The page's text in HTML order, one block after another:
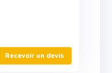
Recevoir un devis